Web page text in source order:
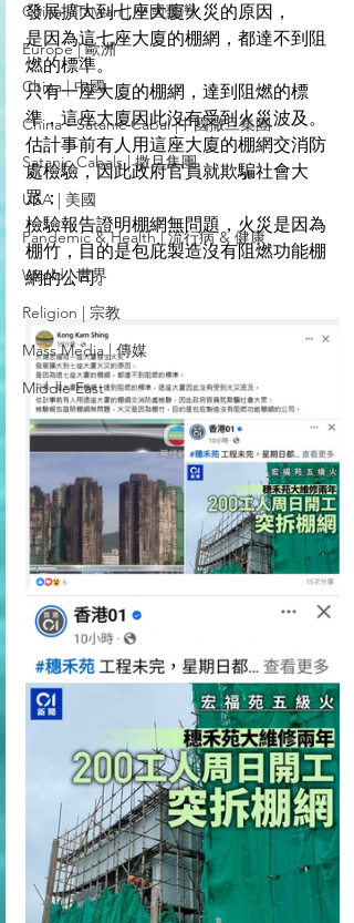
China - Taiwan | 中國臺灣
Europe | 歐洲
China | 中國
China - Satanic Cabal |中國撒旦集團
Satanic Cabals | 撒旦集團
USA | 美國
Pandemic & Health | 流行病 & 健康
World | 世界
Religion | 宗教
Mass Media | 傳媒
Middle East
發展擴大到七座大廈火災的原因，
是因為這七座大廈的棚網，都達不到阻
燃的標準。
只有一座大廈的棚網，達到阻燃的標
準，這座大廈因此沒有受到火災波及。
估計事前有人用這座大廈的棚網交消防
處檢驗，因此政府官員就欺騙社會大
眾：
檢驗報告證明棚網無問題，火災是因為
棚竹，目的是包庇製造沒有阻燃功能棚
網的公司。